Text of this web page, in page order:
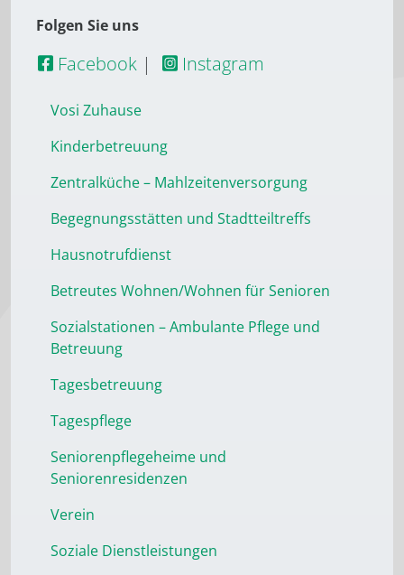
Folgen Sie uns
Facebook | Instagram
Vosi Zuhause
Kinderbetreuung
Zentralküche – Mahlzeitenversorgung
Begegnungsstätten und Stadtteiltreffs
Hausnotrufdienst
Betreutes Wohnen/Wohnen für Senioren
Sozialstationen – Ambulante Pflege und
Betreuung
Tagesbetreuung
Tagespflege
Seniorenpflegeheime und
Seniorenresidenzen
Verein
Soziale Dienstleistungen